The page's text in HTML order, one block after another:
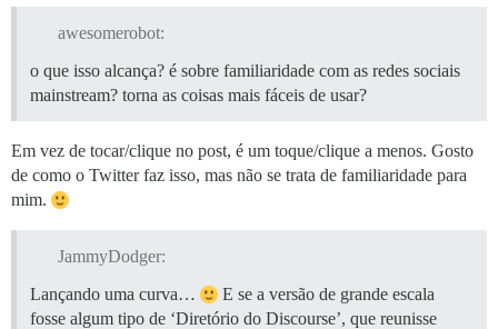
awesomerobot:
o que isso alcança? é sobre familiaridade com as redes sociais
mainstream? torna as coisas mais fáceis de usar?
Em vez de tocar/clique no post, é um toque/clique a menos. Gosto
de como o Twitter faz isso, mas não se trata de familiaridade para
mim.
JammyDodger:
Lançando uma curva…
E se a versão de grande escala
fosse algum tipo de ‘Diretório do Discourse’, que reunisse